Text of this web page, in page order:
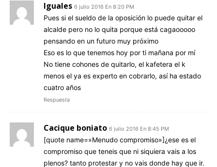
Iguales 6 julio 2016 En 8:20 PM
Pues si el sueldo de la oposición lo puede quitar el
alcalde pero no lo quita porque está cagaooooo
pensando en un futuro muy próximo
Eso es lo que tenemos hoy por ti mañana por mí
No tiene cohones de quitarlo, el kafetera el k
menos el ya es experto en cobrarlo, así ha estado
cuatro años
Respuesta
Cacique boniato 6 julio 2016 En 8:45 PM
[quote name=»Menudo compromiso»]¿ese es el
compromiso que teneis que ni siquiera vais a los
plenos? tanto protestar y no vais donde hay que ir.